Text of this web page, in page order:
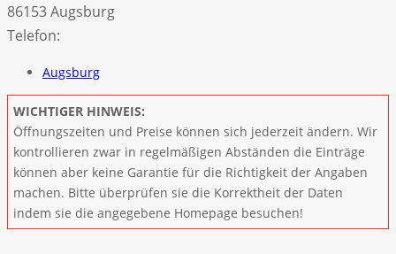
86153 Augsburg
Telefon:
Augsburg
WICHTIGER HINWEIS:
Öffnungszeiten und Preise können sich jederzeit ändern. Wir
kontrollieren zwar in regelmäßigen Abständen die Einträge
können aber keine Garantie für die Richtigkeit der Angaben
machen. Bitte überprüfen sie die Korrektheit der Daten
indem sie die angegebene Homepage besuchen!